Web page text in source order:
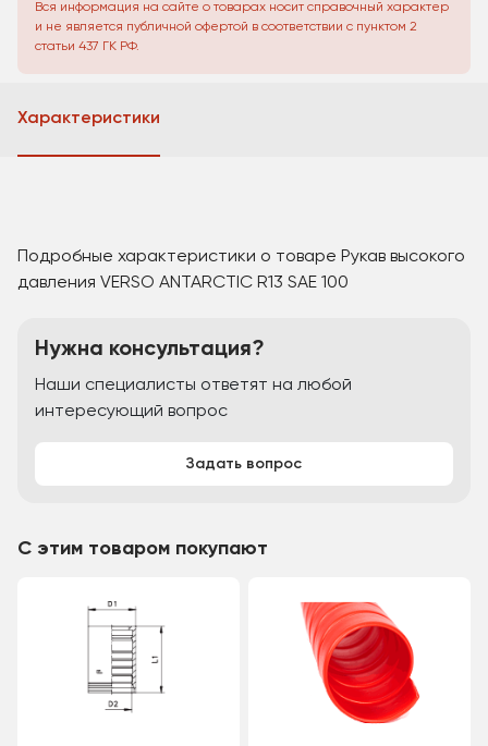
Вся информация на сайте о товарах носит справочный характер
и не является публичной офертой в соответствии с пунктом 2
статьи 437 ГК РФ.
Характеристики
Подробные характеристики о товаре Рукав высокого
давления VERSO ANTARCTIC R13 SAE 100
Нужна консультация?
Наши специалисты ответят на любой
интересующий вопрос
Задать вопрос
С этим товаром покупают